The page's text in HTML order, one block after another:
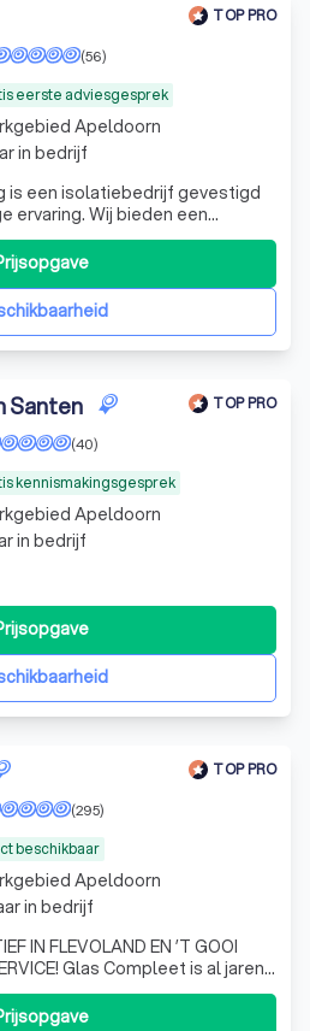
TOP PRO
eerste adviesgesprek
(56)
is een isolatiebedrijf gevestigd
ervaring. Wij bieden een
die bijdragen aan
Apeldoorn
in bedrijf
Santen TOP PRO
kennismakingsgesprek
(40)
Apeldoorn
in bedrijf
TOP PRO
beschikbaar
(295)
IN FLEVOLAND EN ’T GOOI
Glas Compleet is al jaren
Flevoland en ’t Gooi. Ons team
meer dan 25 jaar ervaring
Apeldoorn
in bedrijf